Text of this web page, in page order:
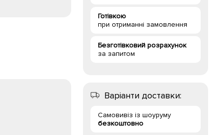
Готівкою
при отриманні замовлення
Безготівковий розрахунок
за запитом
Варіанти доставки:
Самовивіз із шоуруму
безкоштовно